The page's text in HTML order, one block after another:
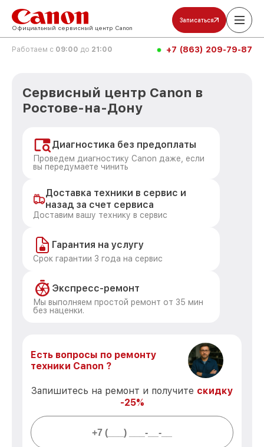
Официальный сервисный центр Canon
Записаться
Работаем с 09:00 до 21:00 +7 (863) 209-79-87
Сервисный центр Canon в
Ростове-на-Дону
Диагностика без предоплаты
Проведем диагностику Canon даже, если
вы передумаете чинить
Доставка техники в сервис и
назад за счет сервиса
Доставим вашу технику в сервис
Гарантия на услугу
Срок гарантии 3 года на сервис
Экспресс-ремонт
Мы выполняем простой ремонт от 35 мин
без наценки.
Есть вопросы по ремонту
техники Canon ?
Запишитесь на ремонт и получите скидку
-25%